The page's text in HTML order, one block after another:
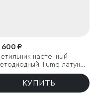
600 ₽
настенный
Illume латунь
КУПИТЬ